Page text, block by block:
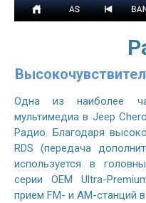
Одна из наиболее
мультимедиа в Jeep
Радио. Благодаря
RDS (передача
используется в
серии OEM Ultra-
прием FM- и AM-станций